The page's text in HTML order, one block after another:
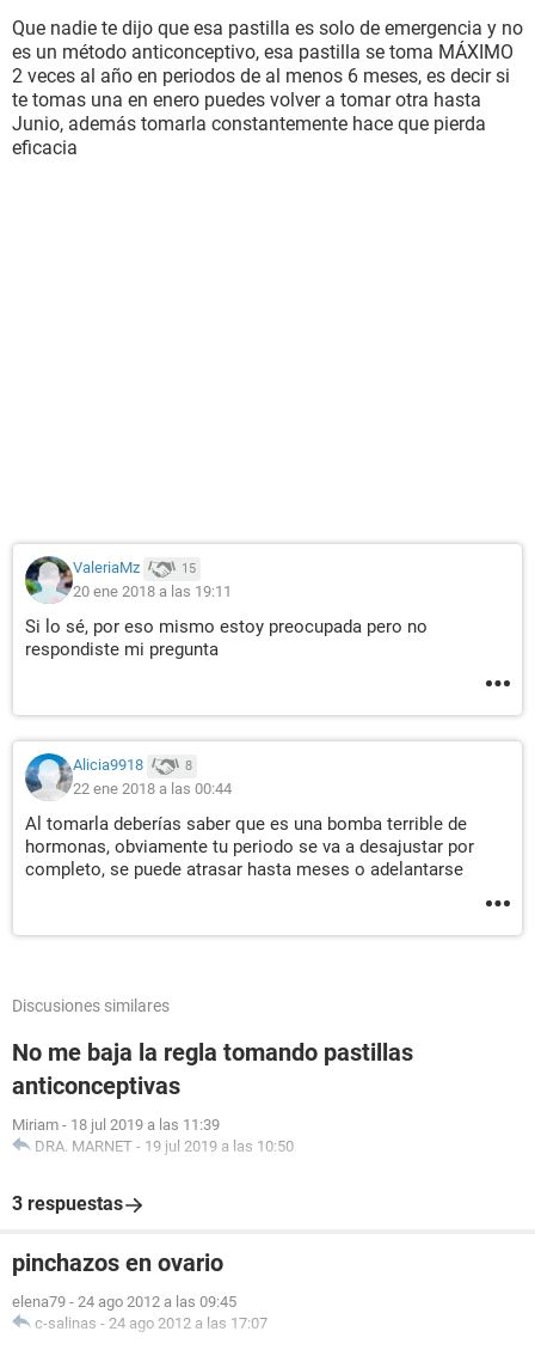
Que nadie te dijo que esa pastilla es solo de emergencia y no
es un método anticonceptivo, esa pastilla se toma MÁXIMO
2 veces al año en periodos de al menos 6 meses, es decir si
te tomas una en enero puedes volver a tomar otra hasta
Junio, además tomarla constantemente hace que pierda
eficacia
ValeriaMz 15
20 ene 2018 a las 19:11
Si lo sé, por eso mismo estoy preocupada pero no
respondiste mi pregunta
Alicia9918 8
22 ene 2018 a las 00:44
Al tomarla deberías saber que es una bomba terrible de
hormonas, obviamente tu periodo se va a desajustar por
completo, se puede atrasar hasta meses o adelantarse
Discusiones similares
No me baja la regla tomando pastillas
anticonceptivas
Miriam - 18 jul 2019 a las 11:39
DRA. MARNET - 19 jul 2019 a las 10:50
3 respuestas
pinchazos en ovario
elena79 - 24 ago 2012 a las 09:45
c-salinas - 24 ago 2012 a las 17:07